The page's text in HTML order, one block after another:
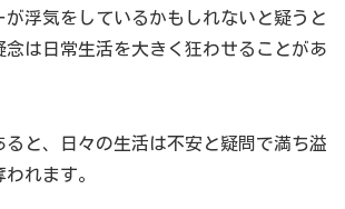
浮気をしているかもしれないと疑うと
念は日常生活を大きく狂わせることがあ
ると、日々の生活は不安と疑問で満ち溢
れます。